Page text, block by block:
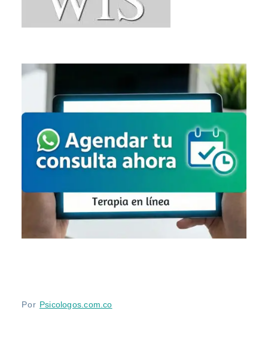
Por Psicologos.com.co